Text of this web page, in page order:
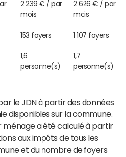
2 239 € / par
mois
2 626 € / par
mois
153 foyers 1 107 foyers
1,6
personne(s)
1,7
personne(s)
le JDN à partir des données
disponibles sur la commune.
ménage a été calculé à partir
aux impôts de tous les
et du nombre de foyers